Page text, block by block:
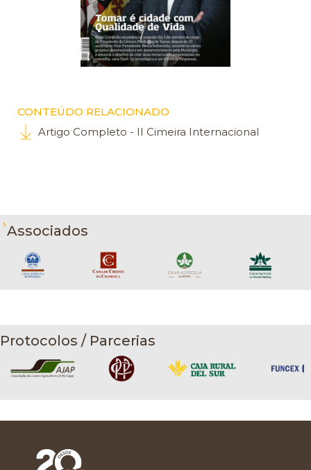
CONTEÚDO RELACIONADO
Artigo Completo - II Cimeira Internacional
Associados
Protocolos / Parcerias